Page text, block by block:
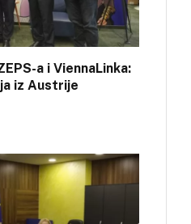
a i ViennaLinka:
iz Austrije